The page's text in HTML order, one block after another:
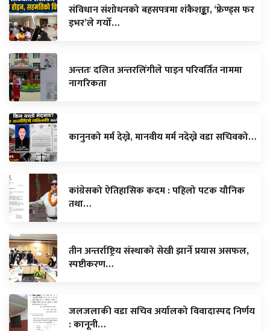
संविधान संशोधनको बहसपत्रमा शंकैशङ्का, ‘फ्रेण्ड्स फर
इभर’ले गर्यो…
अन्ततः दलित अन्तरलिंगीले पाइन परिवर्तित नाममा
नागरिकता
कानुनको मर्म देख्ने, मानवीय मर्म नदेख्ने वडा सचिवको…
कांग्रेसको ऐतिहासिक कदम : पहिलो पटक यौनिक
तथा…
तीन अन्तर्राष्ट्रिय संस्थाको सेखी झार्ने प्रयास असफल,
स्पष्टीकरण…
जलजलाकी वडा सचिव अर्यालको विवादास्पद निर्णय
: कानूनी…